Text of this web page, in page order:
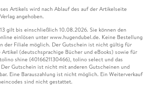
Artikels wird nach Ablauf des auf der Artikelseite
angehoben.
gilt bis einschließlich 10.08.2026. Sie können den
einlösen unter www.hugendubel.de. Keine Bestellung
der Filiale möglich. Der Gutschein ist nicht gültig für
(deutschsprachige Bücher und eBooks) sowie für
shine (4016621130466), tolino select und das
Gutschein ist nicht mit anderen Gutscheinen und
Eine Barauszahlung ist nicht möglich. Ein Weiterverkauf
sind nicht gestattet.